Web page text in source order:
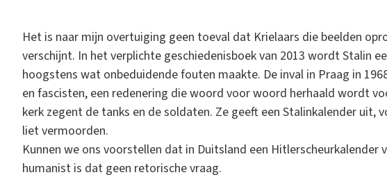
Het is naar mijn overtuiging geen toeval dat Krielaars die beelden
verschijnt. In het verplichte geschiedenisboek van 2013 wordt Stalin
hoogstens wat onbeduidende fouten maakte. De inval in Praag in
en fascisten, een redenering die woord voor woord herhaald wordt
kerk zegent de tanks en de soldaten. Ze geeft een Stalinkalender uit,
liet vermoorden.
Kunnen we ons voorstellen dat in Duitsland een Hitlerscheurkalender
humanist is dat geen retorische vraag.